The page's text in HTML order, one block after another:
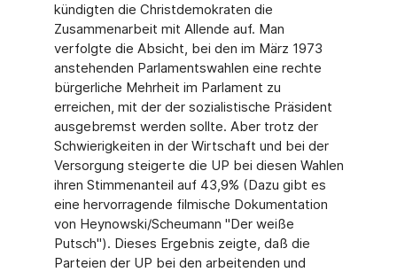
kündigten die Christdemokraten die
Zusammenarbeit mit Allende auf. Man
verfolgte die Absicht, bei den im März 1973
anstehenden Parlamentswahlen eine rechte
bürgerliche Mehrheit im Parlament zu
erreichen, mit der der sozialistische Präsident
ausgebremst werden sollte. Aber trotz der
Schwierigkeiten in der Wirtschaft und bei der
Versorgung steigerte die UP bei diesen Wahlen
ihren Stimmenanteil auf 43,9% (Dazu gibt es
eine hervorragende filmische Dokumentation
von Heynowski/Scheumann "Der weiße
Putsch"). Dieses Ergebnis zeigte, daß die
Parteien der UP bei den arbeitenden und